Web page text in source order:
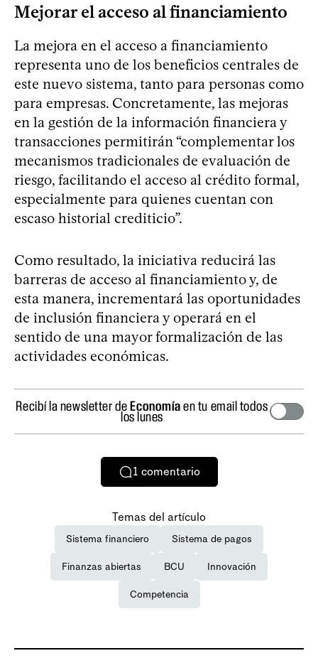
Mejorar el acceso al financiamiento
La mejora en el acceso a financiamiento
representa uno de los beneficios centrales de
este nuevo sistema, tanto para personas como
para empresas. Concretamente, las mejoras
en la gestión de la información financiera y
transacciones permitirán “complementar los
mecanismos tradicionales de evaluación de
riesgo, facilitando el acceso al crédito formal,
especialmente para quienes cuentan con
escaso historial crediticio”.
Como resultado, la iniciativa reducirá las
barreras de acceso al financiamiento y, de
esta manera, incrementará las oportunidades
de inclusión financiera y operará en el
sentido de una mayor formalización de las
actividades económicas.
Recibí la newsletter deEconomíaen tu email todos
los lunes
1 comentario
Temas del artículo
Sistema financiero Sistema de pagos
Finanzas abiertas BCU Innovación
Competencia